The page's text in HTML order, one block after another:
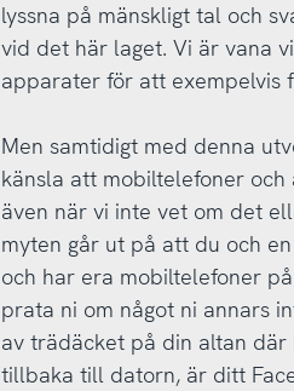
lyssna på mänskligt tal och
vid det här laget. Vi är vana
apparater för att exempelvis
Men samtidigt med denna
känsla att mobiltelefoner
även när vi inte vet om det
myten går ut på att du och
och har era mobiltelefoner
prata ni om något ni annars
av trädäcket på din altan
tillbaka till datorn, är ditt